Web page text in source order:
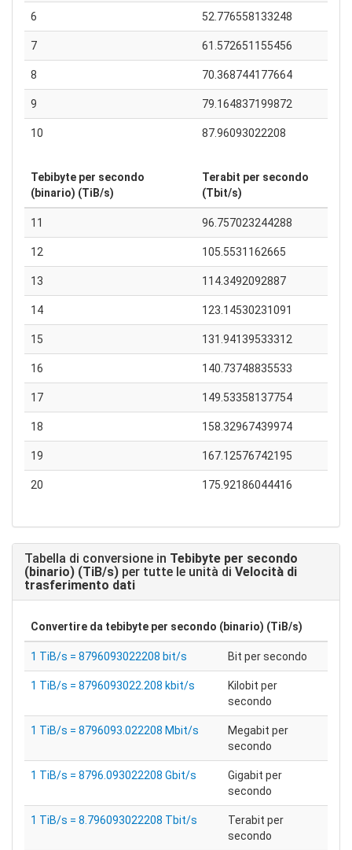
6 52.776558133248
7 61.572651155456
8 70.368744177664
9 79.164837199872
10 87.96093022208
Tebibyte per secondo
(binario) (TiB/s)
Terabit per secondo
(Tbit/s)
11 96.757023244288
12 105.5531162665
13 114.3492092887
14 123.14530231091
15 131.94139533312
16 140.73748835533
17 149.53358137754
18 158.32967439974
19 167.12576742195
20 175.92186044416
Tabella di conversione in Tebibyte per secondo
(binario) (TiB/s) per tutte le unità di Velocità di
trasferimento dati
Convertire da tebibyte per secondo (binario) (TiB/s)
1 TiB/s = 8796093022208 bit/s Bit per secondo
1 TiB/s = 8796093022.208 kbit/s
Kilobit per
secondo
1 TiB/s = 8796093.022208 Mbit/s
Megabit per
secondo
1 TiB/s = 8796.093022208 Gbit/s
Gigabit per
secondo
1 TiB/s = 8.796093022208 Tbit/s
Terabit per
secondo